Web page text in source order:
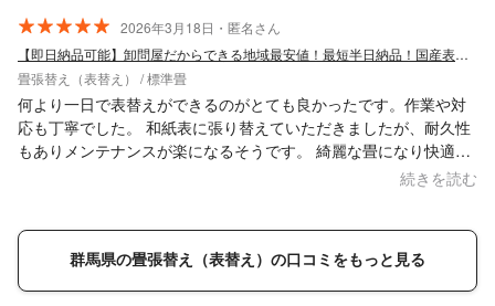
2026年3月18日・匿名さん
【即日納品可能】卸問屋だからできる地域最安値！最短半日納品！国産表も格安で販売！
畳張替え（表替え） / 標準畳
何より一日で表替えができるのがとても良かったです。作業や対
応も丁寧でした。 和紙表に張り替えていただきましたが、耐久性
もありメンテナンスが楽になるそうです。 綺麗な畳になり快適で
続きを読む
群馬県の畳張替え（表替え）の口コミをもっと見る